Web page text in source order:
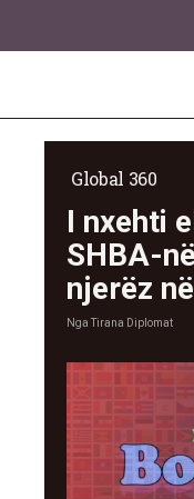
Global 360
I nxehti
SHBA-
njerëz
NgaTirana Diplomat